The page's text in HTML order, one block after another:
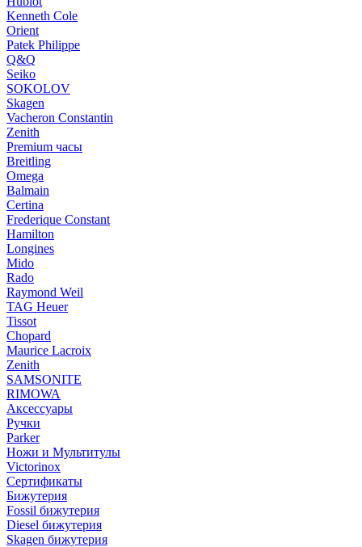
Kenneth Cole
Orient
Patek Philippe
Q&Q
Seiko
SOKOLOV
Skagen
Vacheron Constantin
Zenith
Premium часы
Breitling
Omega
Balmain
Certina
Frederique Constant
Hamilton
Longines
Mido
Rado
Raymond Weil
TAG Heuer
Tissot
Chopard
Maurice Lacroix
Zenith
SAMSONITE
RIMOWA
Аксессуары
Ручки
Parker
Ножи и Мультитулы
Victorinox
Сертификаты
Бижутерия
Fossil бижутерия
Diesel бижутерия
Skagen бижутерия